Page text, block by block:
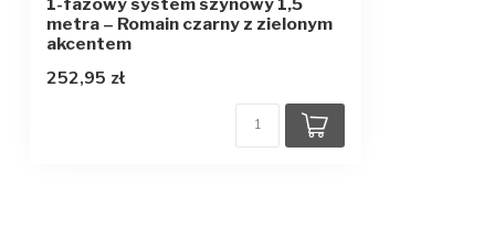
metra – Romain czarny z zielonym
akcentem
252,95 zł